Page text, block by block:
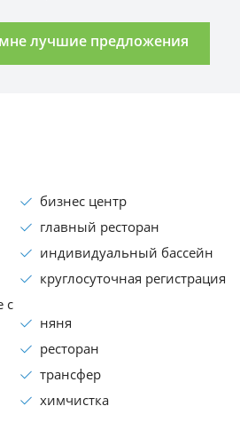
лучшие предложения
бизнес центр
главный ресторан
индивидуальный бассейн
круглосуточная регистрация
с
няня
ресторан
трансфер
химчистка